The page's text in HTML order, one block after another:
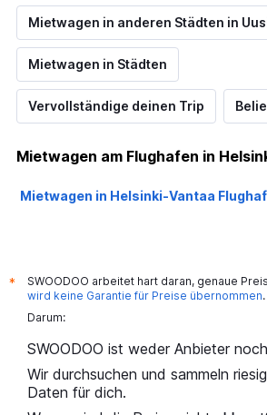
Mietwagen in anderen Städten in
Mietwagen in Städten
Vervollständige deinen Trip
Mietwagen am Flughafen in
Mietwagen in Helsinki-Vantaa
*
SWOODOO arbeitet hart daran, genaue
wird keine Garantie für Preise übernommen.
Darum:
SWOODOO ist weder Anbieter
Wir durchsuchen und sammeln
Daten für dich.